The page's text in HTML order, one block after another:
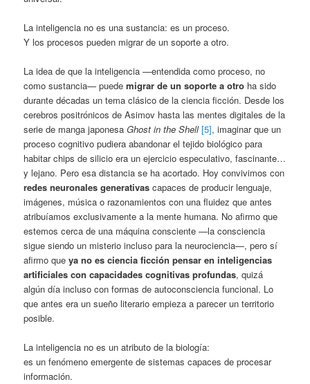
La inteligencia no es una sustancia: es un proceso.
Y los procesos pueden migrar de un soporte a otro.
La idea de que la inteligencia —entendida como proceso, no
como sustancia— puedemigrar de un soporte a otro ha sido
durante décadas un tema clásico de la ciencia ficción. Desde los
cerebros positrónicos de Asimov hasta las mentes digitales de la
serie de manga japonesaGhost in the Shell[5], imaginar que un
proceso cognitivo pudiera abandonar el tejido biológico para
habitar chips de silicio era un ejercicio especulativo, fascinante…
y lejano. Pero esa distancia se ha acortado. Hoy convivimos con
redes neuronales generativas capaces de producir lenguaje,
imágenes, música o razonamientos con una fluidez que antes
atribuíamos exclusivamente a la mente humana. No afirmo que
estemos cerca de una máquina consciente —la consciencia
sigue siendo un misterio incluso para la neurociencia—, pero sí
afirmo queya no es ciencia ficción pensar en inteligencias
artificiales con capacidades cognitivas profundas, quizá
algún día incluso con formas de autoconsciencia funcional. Lo
que antes era un sueño literario empieza a parecer un territorio
posible.
La inteligencia no es un atributo de la biología:
es un fenómeno emergente de sistemas capaces de procesar
información.